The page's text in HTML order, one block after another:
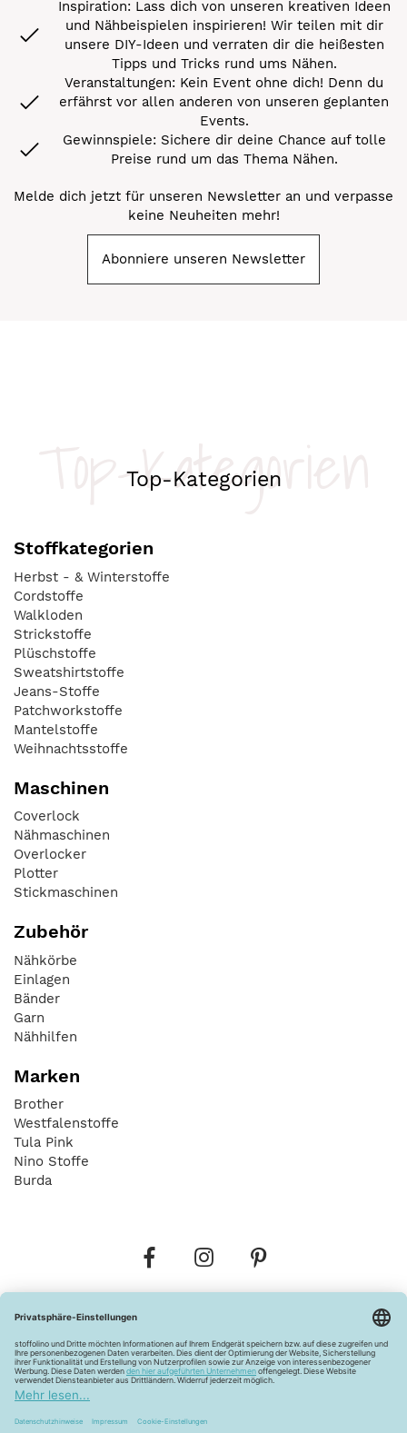
Inspiration: Lass dich von unseren kreativen Ideen
und Nähbeispielen inspirieren! Wir teilen mit dir
unsere DIY-Ideen und verraten dir die heißesten
Tipps und Tricks rund ums Nähen.
Veranstaltungen: Kein Event ohne dich! Denn du
erfährst vor allen anderen von unseren geplanten
Events.
Gewinnspiele: Sichere dir deine Chance auf tolle
Preise rund um das Thema Nähen.
Melde dich jetzt für unseren Newsletter an und verpasse
keine Neuheiten mehr!
Abonniere unseren Newsletter
Top-Kategorien
Top-Kategorien
Stoffkategorien
Herbst - & Winterstoffe
Cordstoffe
Walkloden
Strickstoffe
Plüschstoffe
Sweatshirtstoffe
Jeans-Stoffe
Patchworkstoffe
Mantelstoffe
Weihnachtsstoffe
Maschinen
Coverlock
Nähmaschinen
Overlocker
Plotter
Stickmaschinen
Zubehör
Nähkörbe
Einlagen
Bänder
Garn
Nähhilfen
Marken
Brother
Westfalenstoffe
Tula Pink
Nino Stoffe
Burda
Widerrufsbelehrung Vertrag widerrufen
Barrierefreiheitserklärung